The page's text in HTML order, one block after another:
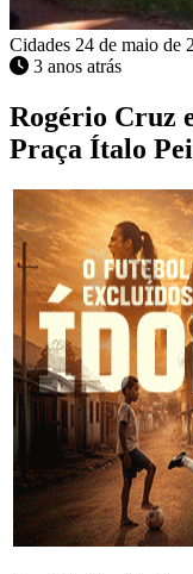
Cidades 24 de maio de
3 anos atrás
Rogério Cruz
Praça Ítalo